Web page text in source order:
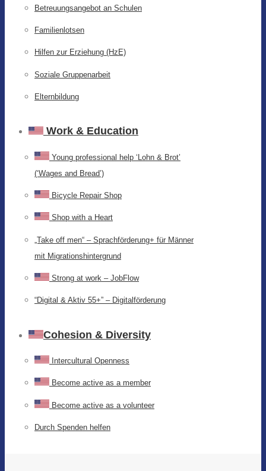
Betreuungsangebot an Schulen
Familienlotsen
Hilfen zur Erziehung (HzE)
Soziale Gruppenarbeit
Elternbildung
Work & Education
Young professional help ‘Lohn & Brot’
(‘Wages and Bread’)
Bicycle Repair Shop
Shop with a Heart
„Take off men“ – Sprachförderung+ für Männer
mit Migrationshintergrund
Strong at work – JobFlow
“Digital & Aktiv 55+” – Digitalförderung
Cohesion & Diversity
Intercultural Openness
Become active as a member
Become active as a volunteer
Durch Spenden helfen